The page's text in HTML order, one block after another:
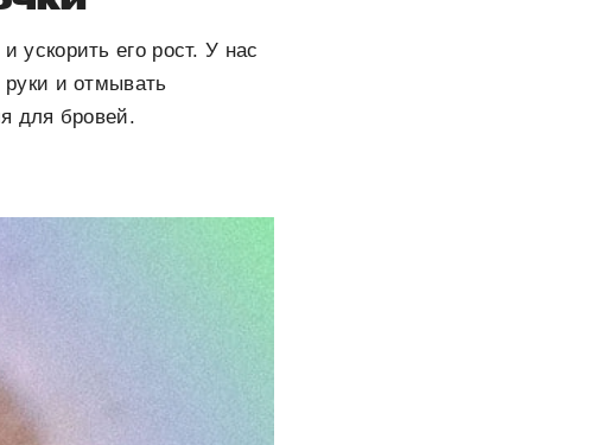
ускорить его рост. У нас
и отмывать
для бровей.